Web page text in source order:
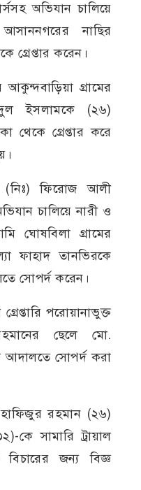
অভিযান চালিয়ে
নাছির
গ্রেপ্তার করেন।
গ্রামের
ইসলামকে (২৬)
থেকে গ্রেপ্তার করে
(নিঃ) ফিরোজ আলী
চালিয়ে নারী ও
ঘোষবিলা গ্রামের
ফাহাদ তানভিরকে
সোপর্দ করেন।
পরোয়ানাভুক্ত
ছেলে মো.
আদালতে সোপর্দ করা
রহমান (২৬)
সামারি ট্রায়াল
বিচারের জন্য বিজ্ঞ